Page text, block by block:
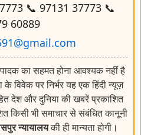
📞 97131 37773 📞
60889
का सहमत होना आवश्यक नहीं है
के विवेक पर निर्भर यह एक हिंदी न्यूज़
देश और दुनिया की खबरें प्रकाशित
किसी भी समाचार से संबंधित कानूनी
न्यायालयकी ही मान्यता होगी।